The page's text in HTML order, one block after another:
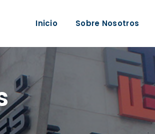
Inicio Sobre Nosotros